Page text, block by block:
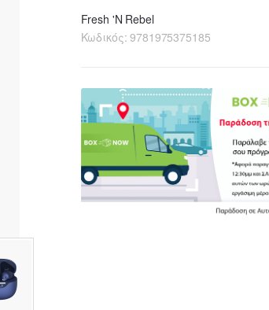
Fresh 'N Rebel
Κωδικός:9781975375185